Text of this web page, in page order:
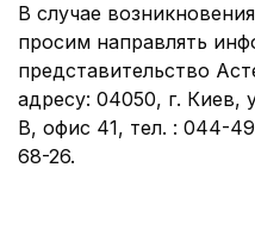
В случае
просим направлять
представительство
адресу: 04050, г. Киев,
В, офис 41, тел. : 044-
68-26.